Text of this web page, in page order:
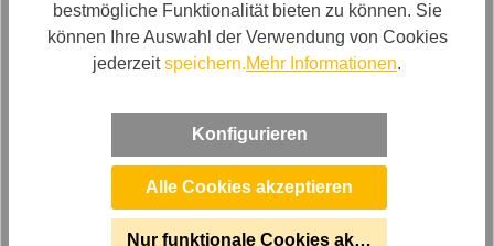
Bezugsmaterial
Cord
Bigsofa Candy Seventies Vintage XXL
Polstermaterial
100% Polyester
bestmögliche Funktionalität bieten zu können. Sie
können Ihre Auswahl der Verwendung von Cookies
jederzeitspeichern.Mehr Informationen.
Konfigurieren
Alle Cookies akzeptieren
Nur funktionale Cookies akzeptieren